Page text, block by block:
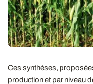
Ces synthèses,
production et par niveau